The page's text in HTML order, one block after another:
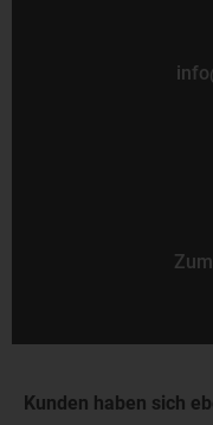
Kunden haben sich